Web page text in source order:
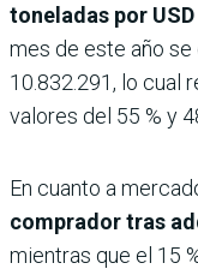
toneladas por
mes de este año
10.832.291, lo cual
valores del 55 % y
En cuanto a
comprador tras
mientras que el 15